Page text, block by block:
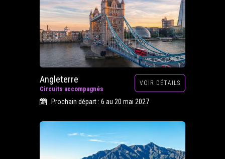
Angleterre
Circuits accompagnés
VOIR DÉTAILS
Prochain départ : 6 au 20 mai 2027